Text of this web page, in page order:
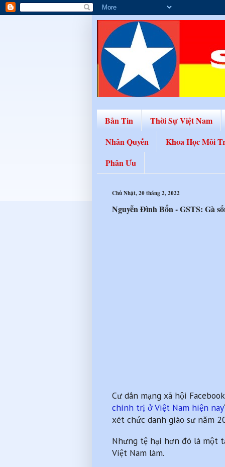
Bản Tin Thời Sự Việt Nam
Nhân Quyền
Khoa Học Môi
Phân Ưu
Chủ Nhật, 20 tháng 2, 2022
Nguyễn Đình Bổn - GSTS: Gà
Cư dân mạng xã hội
chính trị ở Việt Nam hiện nay
xét chức danh giáo sư năm
Nhưng tệ hại hơn đó là một
Việt Nam làm.